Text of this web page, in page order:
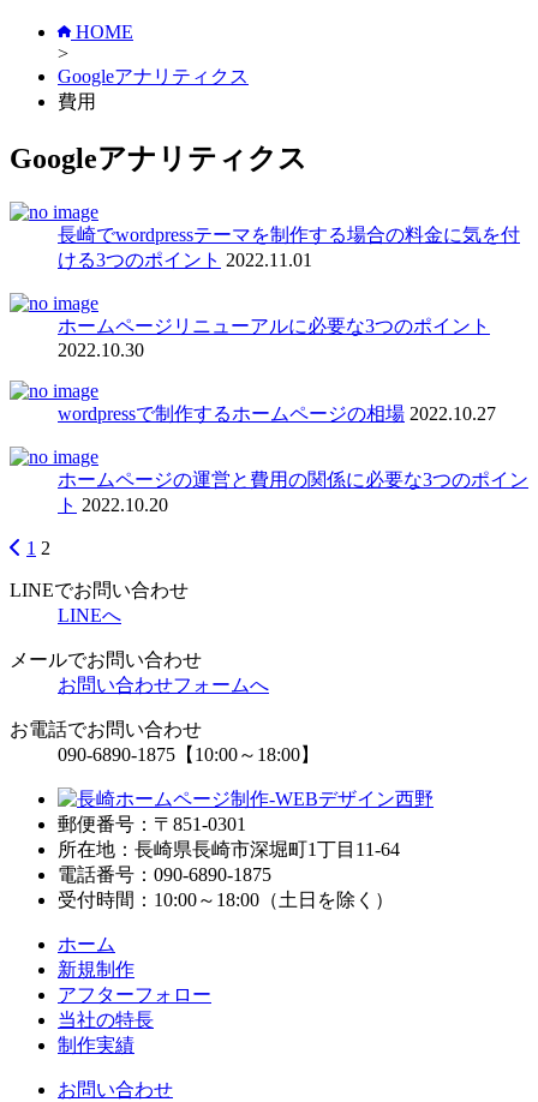
HOME
>
Googleアナリティクス
費用
Googleアナリティクス
長崎でwordpressテーマを制作する場合の料金に気を付
ける3つのポイント 2022.11.01
ホームページリニューアルに必要な3つのポイント
2022.10.30
wordpressで制作するホームページの相場 2022.10.27
ホームページの運営と費用の関係に必要な3つのポイン
ト 2022.10.20
投
稿
ペ
ジ
1 2
LINEでお問い合わせ
LINEへ
メールでお問い合わせ
お問い合わせフォームへ
お電話でお問い合わせ
090-6890-1875 【10:00～18:00】
郵便番号：〒851-0301
所在地：長崎県長崎市深堀町1丁目11-64
電話番号：090-6890-1875
受付時間：10:00～18:00（土日を除く）
ホーム
新規制作
アフターフォロー
当社の特長
制作実績
お問い合わせ